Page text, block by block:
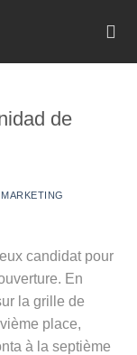
de
MARKETING
candidat pour
En
la grille de
place,
à la septième